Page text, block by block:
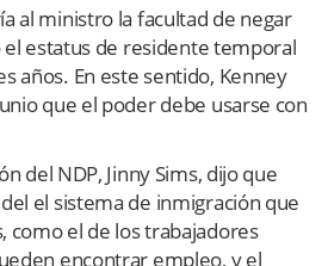
al ministro la facultad de negar
el estatus de residente temporal
años. En este sentido, Kenney
que el poder debe usarse con
del NDP, Jinny Sims, dijo que
el sistema de inmigración que
como el de los trabajadores
encontrar empleo, y el